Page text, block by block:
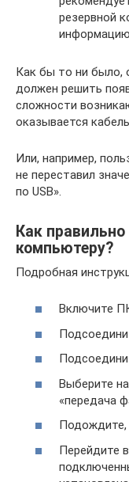
резервной
Как бы то ни было,
должен решить
сложности
оказывается
Или, например,
не переставил
по USB».
Как
компьютеру?
Подробная
Включите
Выберите
«передача
Подождите,
Перейдите